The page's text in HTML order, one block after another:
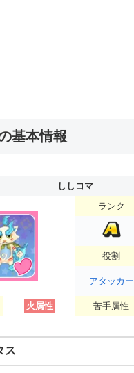
基本情報
ししコマ
ランク
役割
アタッカー
火属性 苦手属性
ス